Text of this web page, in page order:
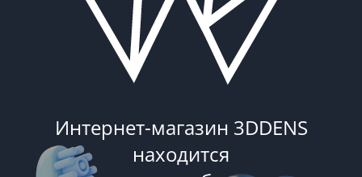
Интернет-магазин 3DDENS
находится